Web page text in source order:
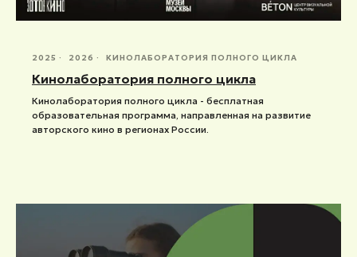
2025 2026 КИНОЛАБОРАТОРИЯ ПОЛНОГО ЦИКЛА
Кинолаборатория полного цикла
Кинолаборатория полного цикла - бесплатная
образовательная программа, направленная на развитие
авторского кино в регионах России.